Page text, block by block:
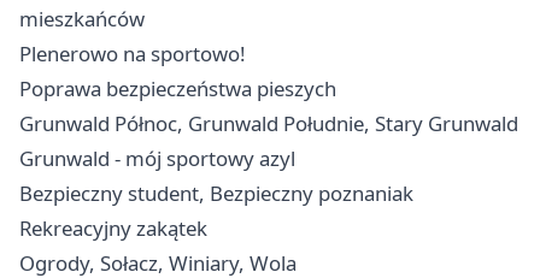
mieszkańców
Plenerowo na sportowo!
Poprawa bezpieczeństwa pieszych
Grunwald Północ, Grunwald Południe, Stary Grunwald
Grunwald - mój sportowy azyl
Bezpieczny student, Bezpieczny poznaniak
Rekreacyjny zakątek
Ogrody, Sołacz, Winiary, Wola